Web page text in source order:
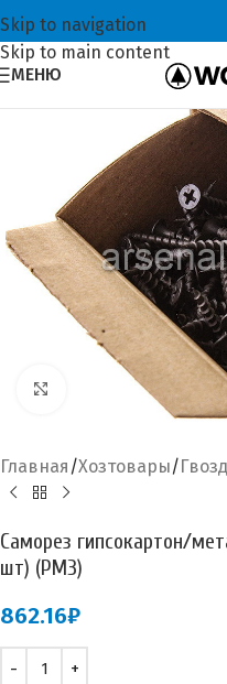
Skip to navigation
Skip to main content
МЕНЮ
Увеличить
Главная Хозтовары
Саморез гипсокартон/
шт) (РМЗ)
862.16₽